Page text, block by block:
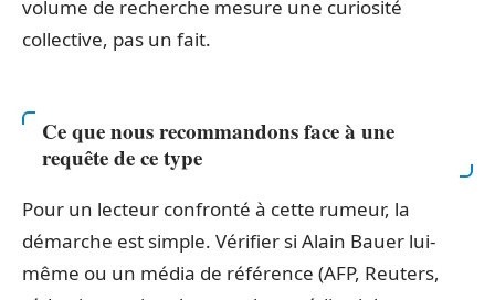
volume de recherche mesure une curiosité
collective, pas un fait.
Ce que nous recommandons face à une
requête de ce type
Pour un lecteur confronté à cette rumeur, la
démarche est simple. Vérifier si Alain Bauer lui-
même ou un média de référence (AFP, Reuters,